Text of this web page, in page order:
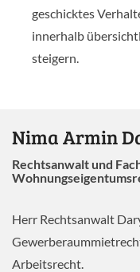
geschicktes
innerhalb
steigern.
Nima Armin
Rechtsanwalt und
Herr Rechtsanwalt
Arbeitsrecht.